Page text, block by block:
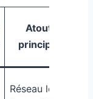
Atout
principal
Réseau local